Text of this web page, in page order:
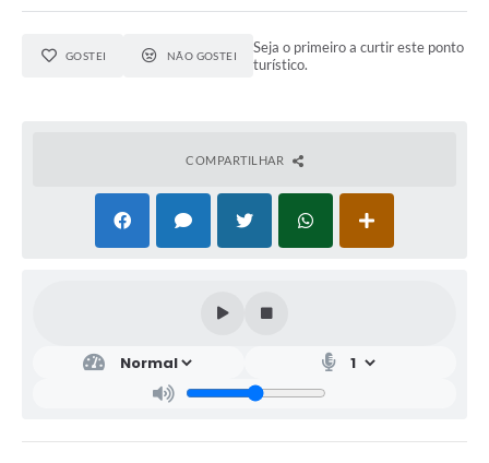
GOSTEI NÃO GOSTEI
Seja o primeiro a curtir este ponto
turístico.
COMPARTILHAR